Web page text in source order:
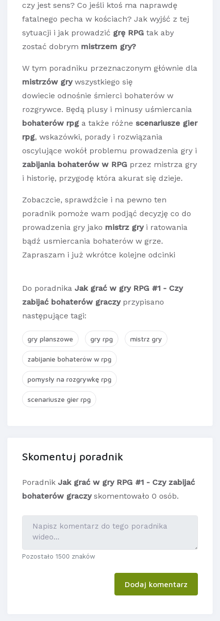
czy jest sens? Co jeśli ktoś ma naprawdę
fatalnego pecha w kościach? Jak wyjść z tej
sytuacji i jak prowadzić grę RPG tak aby
zostać dobrym mistrzem gry?
W tym poradniku przeznaczonym głównie dla
mistrzów grywszystkiego się
dowiecie odnośnie śmierci bohaterów w
rozgrywce. Będą plusy i minusy uśmiercania
bohaterów rpg a także różne scenariusze gier
rpg, wskazówki, porady i rozwiązania
oscylujące wokół problemu prowadzenia gry i
zabijania bohaterów w RPG przez mistrza gry
i historię, przygodę która akurat się dzieje.
Zobaczcie, sprawdźcie i na pewno ten
poradnik pomoże wam podjąć decyzję co do
prowadzenia gry jako mistrz gryi ratowania
bądź usmiercania bohaterów w grze.
Zapraszam i już wkrótce kolejne odcinki
Do poradnika Jak grać w gry RPG #1 - Czy
zabijać bohaterów graczyprzypisano
następujące tagi:
gry planszowe gry rpg mistrz gry
zabijanie bohaterów w rpg
pomysły na rozgrywkę rpg
scenariusze gier rpg
Skomentuj poradnik
Poradnik Jak grać w gry RPG #1 - Czy zabijać
bohaterów graczyskomentowało 0 osób.
Pozostało 1500 znaków
Dodaj komentarz